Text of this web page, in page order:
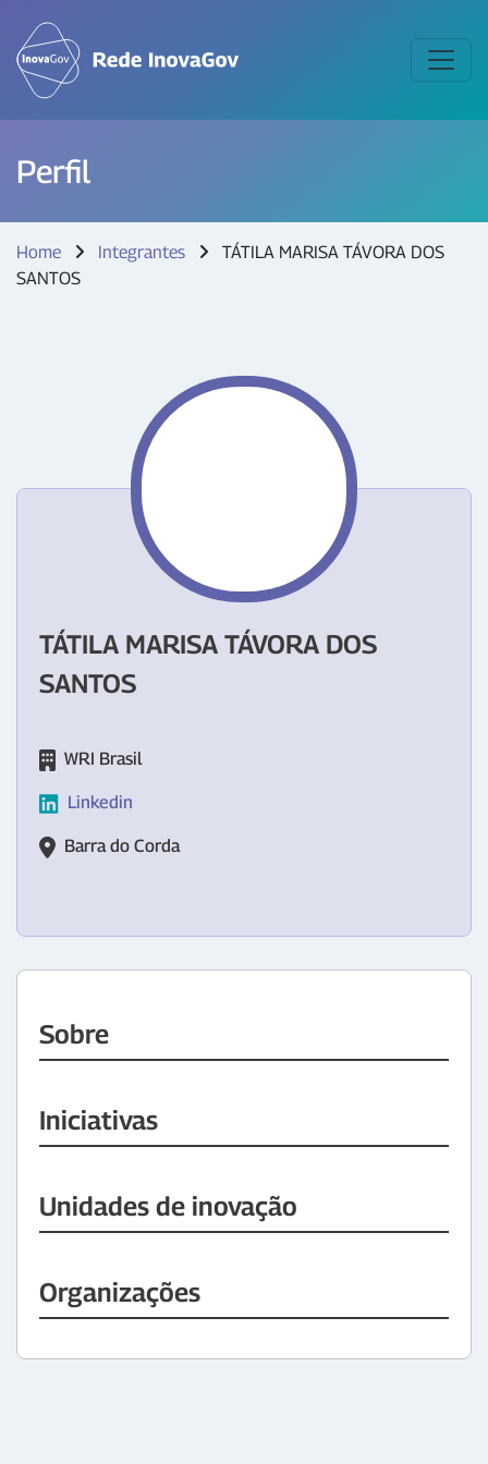
Perfil
Home Integrantes
TÁTILA MARISA TÁVORA DOS
SANTOS
TÁTILA MARISA TÁVORA DOS
SANTOS
WRI Brasil
Linkedin
Barra do Corda
Sobre
Iniciativas
Unidades de inovação
Organizações